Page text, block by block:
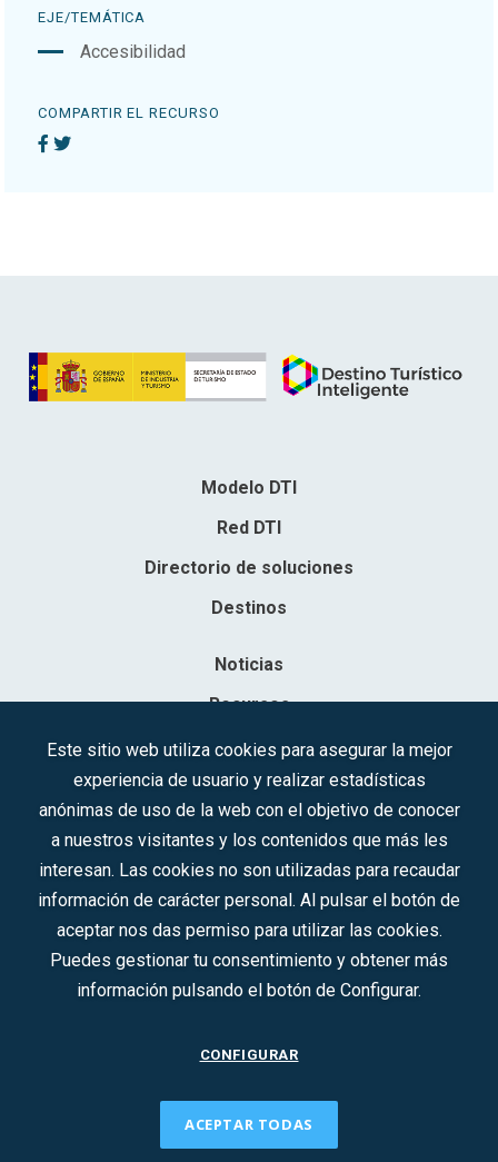
EJE/TEMÁTICA
Accesibilidad
COMPARTIR EL RECURSO
Modelo DTI
Red DTI
Directorio de soluciones
Destinos
Noticias
Recursos
Contacto
Sociedad Mercantil Estatal para la Gestión de la Innovación y las
Inscrita en el R.M. de Madrid, T, 12593, Se. 8, F. 129, H. 201.307.
C.I.F.: A-81/874.984
Síguenos en redes sociales:
CONTACTO
2022 © DTI · Todos los derechos reservados ·
Este sitio web utiliza cookies para asegurar la mejor
experiencia de usuario y realizar estadísticas
anónimas de uso de la web con el objetivo de conocer
a nuestros visitantes y los contenidos que más les
interesan. Las cookies no son utilizadas para recaudar
información de carácter personal. Al pulsar el botón de
aceptar nos das permiso para utilizar las cookies.
Puedes gestionar tu consentimiento y obtener más
información pulsando el botón de Configurar.
CONFIGURAR
ACEPTAR TODAS